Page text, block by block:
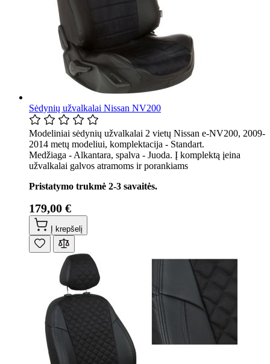
Sėdynių užvalkalai Nissan NV200
Modeliniai sėdynių užvalkalai 2 vietų Nissan e-NV200, 2009-
2014 metų modeliui, komplektacija - Standart.
Medžiaga - Alkantara, spalva - Juoda. Į komplektą įeina
užvalkalai galvos atramoms ir porankiams
Pristatymo trukmė 2-3 savaitės.
179,00 €
Į krepšelį